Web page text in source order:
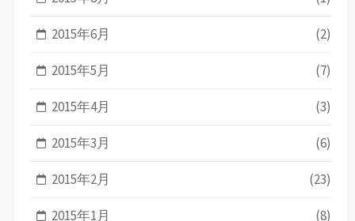
2015年6月 (2)
2015年5月 (7)
2015年4月 (3)
2015年3月 (6)
2015年2月 (23)
2015年1月 (8)